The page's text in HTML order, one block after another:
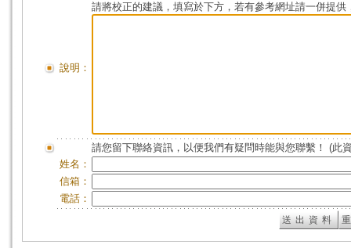
說明：
請將校正的建議，填寫於下方，若有參考網址請一併提供
請您留下聯絡資訊，以便我們有疑問時能與您聯繫！ (此
姓名：
信箱：
電話：